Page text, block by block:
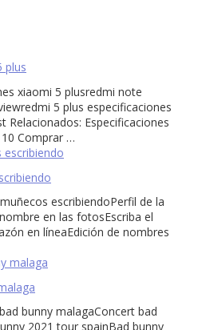
plus
xiaomi 5 plusredmi note
5 plus especificaciones
Relacionados: Especificaciones
Comprar …
escribiendoPerfil de la
en las fotosEscriba el
en líneaEdición de nombres
bunny malagaConcert bad
2021 tour spainBad bunny